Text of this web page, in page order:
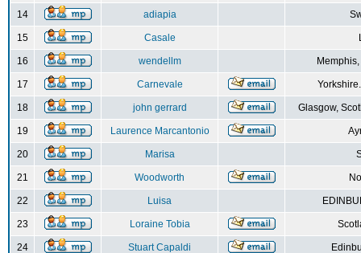
14 adiapia
15 Casale
16 wendellm
17 Carnevale
18 john gerrard Glasgow,
19 Laurence Marcantonio
20 Marisa
21 Woodworth
22 Luisa
23 Loraine Tobia
24 Stuart Capaldi